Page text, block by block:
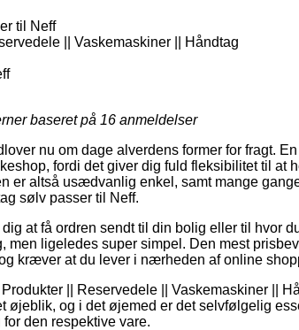
til Neff
|| Vaskemaskiner || Håndtag
baseret på 16 anmeldelser
nu om dage alverdens former for fragt.
fordi det giver dig fuld fleksibilitet til at
er altså usædvanlig enkel, samt mange
sølv passer til Neff.
at få ordren sendt til din bolig eller til hvor
men ligeledes super simpel. Den mest
kræver at du lever i nærheden af online
|| Reservedele || Vaskemaskiner ||
øjeblik, og i det øjemed er det selvfølgelig
den respektive vare.